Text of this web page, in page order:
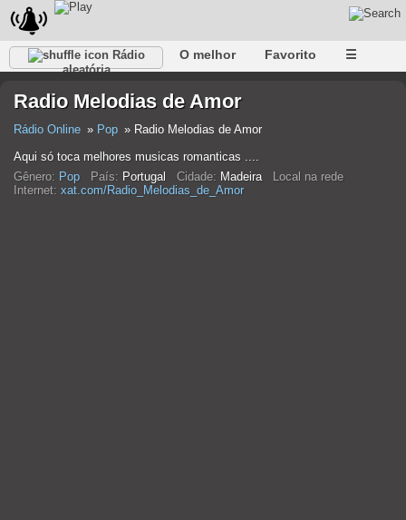
Rádio
aleatória
O melhor Favorito ☰
Radio Melodias de Amor
Rádio Online Pop
Radio Melodias de Amor
Aqui só toca melhores musicas romanticas ....
Gênero: Pop País: Portugal Cidade: Madeira
Local na rede
Internet: xat.com/Radio_Melodias_de_Amor